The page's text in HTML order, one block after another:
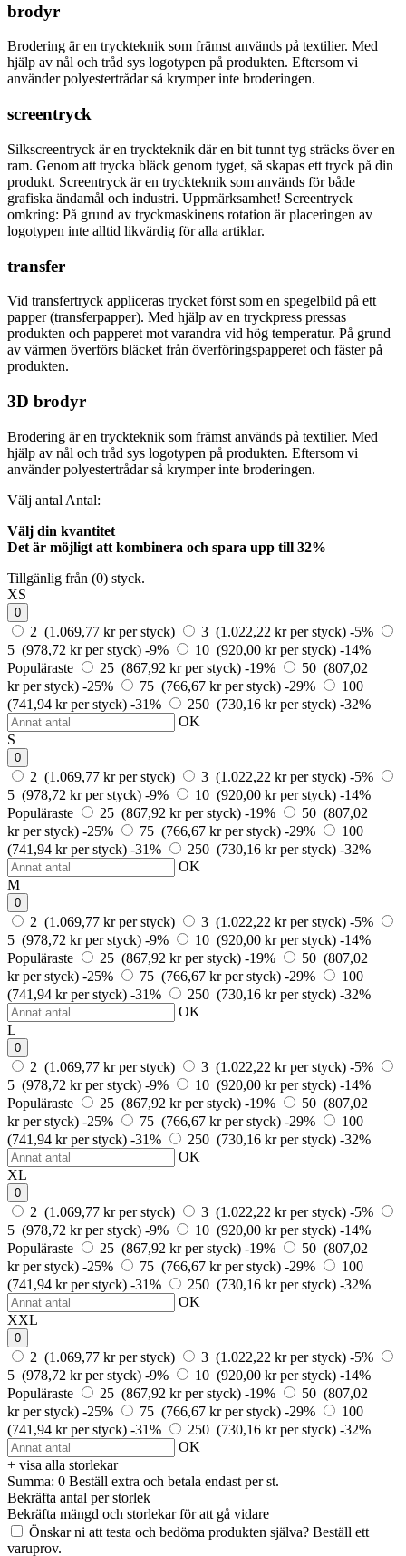
brodyr
Brodering är en tryckteknik som främst används på textilier. Med
hjälp av nål och tråd sys logotypen på produkten. Eftersom vi
använder polyestertrådar så krymper inte broderingen.
screentryck
Silkscreentryck är en tryckteknik där en bit tunnt tyg sträcks över en
ram. Genom att trycka bläck genom tyget, så skapas ett tryck på din
produkt. Screentryck är en tryckteknik som används för både
grafiska ändamål och industri. Uppmärksamhet! Screentryck
omkring: På grund av tryckmaskinens rotation är placeringen av
logotypen inte alltid likvärdig för alla artiklar.
transfer
Vid transfertryck appliceras trycket först som en spegelbild på ett
papper (transferpapper). Med hjälp av en tryckpress pressas
produkten och papperet mot varandra vid hög temperatur. På grund
av värmen överförs bläcket från överföringspapperet och fäster på
produkten.
3D brodyr
Brodering är en tryckteknik som främst används på textilier. Med
hjälp av nål och tråd sys logotypen på produkten. Eftersom vi
använder polyestertrådar så krymper inte broderingen.
Välj antal Antal:
Välj din kvantitet
Det är möjligt att kombinera och spara upp till 32%
Tillgänlig från (0) styck.
XS
0
2 (1.069,77 kr per styck) 3 (1.022,22 kr per styck) -5%
5 (978,72 kr per styck) -9% 10 (920,00 kr per styck) -14%
Populäraste
25 (867,92 kr per styck) -19%
50 (807,02
kr per styck) -25% 75 (766,67 kr per styck) -29%
100
(741,94 kr per styck) -31% 250 (730,16 kr per styck) -32%
OK
S
0
2 (1.069,77 kr per styck) 3 (1.022,22 kr per styck) -5%
5 (978,72 kr per styck) -9% 10 (920,00 kr per styck) -14%
Populäraste
25 (867,92 kr per styck) -19%
50 (807,02
kr per styck) -25% 75 (766,67 kr per styck) -29%
100
(741,94 kr per styck) -31% 250 (730,16 kr per styck) -32%
OK
M
0
2 (1.069,77 kr per styck) 3 (1.022,22 kr per styck) -5%
5 (978,72 kr per styck) -9% 10 (920,00 kr per styck) -14%
Populäraste
25 (867,92 kr per styck) -19%
50 (807,02
kr per styck) -25% 75 (766,67 kr per styck) -29%
100
(741,94 kr per styck) -31% 250 (730,16 kr per styck) -32%
OK
L
0
2 (1.069,77 kr per styck) 3 (1.022,22 kr per styck) -5%
5 (978,72 kr per styck) -9% 10 (920,00 kr per styck) -14%
Populäraste
25 (867,92 kr per styck) -19%
50 (807,02
kr per styck) -25% 75 (766,67 kr per styck) -29%
100
(741,94 kr per styck) -31% 250 (730,16 kr per styck) -32%
OK
XL
0
2 (1.069,77 kr per styck) 3 (1.022,22 kr per styck) -5%
5 (978,72 kr per styck) -9% 10 (920,00 kr per styck) -14%
Populäraste
25 (867,92 kr per styck) -19%
50 (807,02
kr per styck) -25% 75 (766,67 kr per styck) -29%
100
(741,94 kr per styck) -31% 250 (730,16 kr per styck) -32%
OK
XXL
0
2 (1.069,77 kr per styck) 3 (1.022,22 kr per styck) -5%
5 (978,72 kr per styck) -9% 10 (920,00 kr per styck) -14%
Populäraste
25 (867,92 kr per styck) -19%
50 (807,02
kr per styck) -25% 75 (766,67 kr per styck) -29%
100
(741,94 kr per styck) -31% 250 (730,16 kr per styck) -32%
OK
+ visa alla storlekar
Summa: 0 Beställ extra och betala endast per st.
Bekräfta antal per storlek
Bekräfta mängd och storlekar för att gå vidare
Önskar ni att testa och bedöma produkten själva? Beställ ett
varuprov.